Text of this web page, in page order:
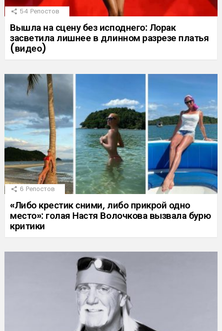
54 Репостов
Вышла на сцену без исподнего: Лорак
засветила лишнее в длинном разрезе платья
(видео)
6 Репостов
«Либо крестик сними, либо прикрой одно
место»: голая Настя Волочкова вызвала бурю
критики